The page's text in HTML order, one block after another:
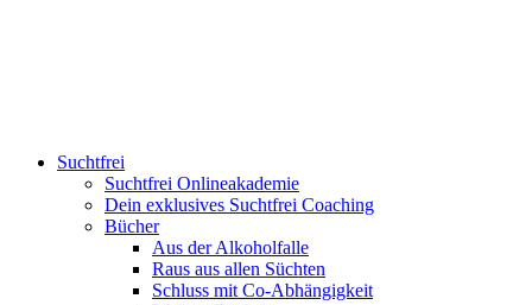
Suchtfrei
Suchtfrei Onlineakademie
Dein exklusives Suchtfrei Coaching
Bücher
Aus der Alkoholfalle
Raus aus allen Süchten
Schluss mit Co-Abhängigkeit